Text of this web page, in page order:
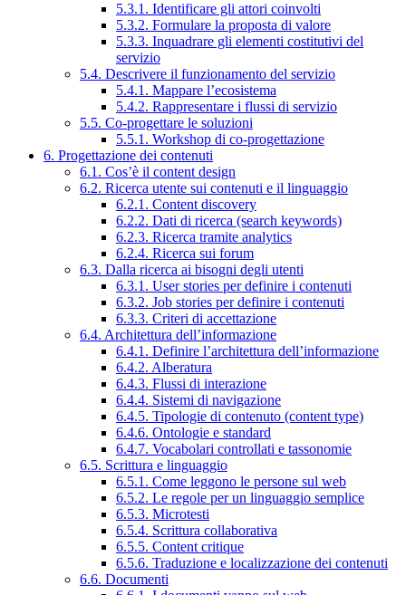
5.3.1. Identificare gli attori coinvolti
5.3.2. Formulare la proposta di valore
5.3.3. Inquadrare gli elementi costitutivi del
servizio
5.4. Descrivere il funzionamento del servizio
5.4.1. Mappare l’ecosistema
5.4.2. Rappresentare i flussi di servizio
5.5. Co-progettare le soluzioni
5.5.1. Workshop di co-progettazione
6. Progettazione dei contenuti
6.1. Cos’è il content design
6.2. Ricerca utente sui contenuti e il linguaggio
6.2.1. Content discovery
6.2.2. Dati di ricerca (search keywords)
6.2.3. Ricerca tramite analytics
6.2.4. Ricerca sui forum
6.3. Dalla ricerca ai bisogni degli utenti
6.3.1. User stories per definire i contenuti
6.3.2. Job stories per definire i contenuti
6.3.3. Criteri di accettazione
6.4. Architettura dell’informazione
6.4.1. Definire l’architettura dell’informazione
6.4.2. Alberatura
6.4.3. Flussi di interazione
6.4.4. Sistemi di navigazione
6.4.5. Tipologie di contenuto (content type)
6.4.6. Ontologie e standard
6.4.7. Vocabolari controllati e tassonomie
6.5. Scrittura e linguaggio
6.5.1. Come leggono le persone sul web
6.5.2. Le regole per un linguaggio semplice
6.5.3. Microtesti
6.5.4. Scrittura collaborativa
6.5.5. Content critique
6.5.6. Traduzione e localizzazione dei contenuti
6.6. Documenti